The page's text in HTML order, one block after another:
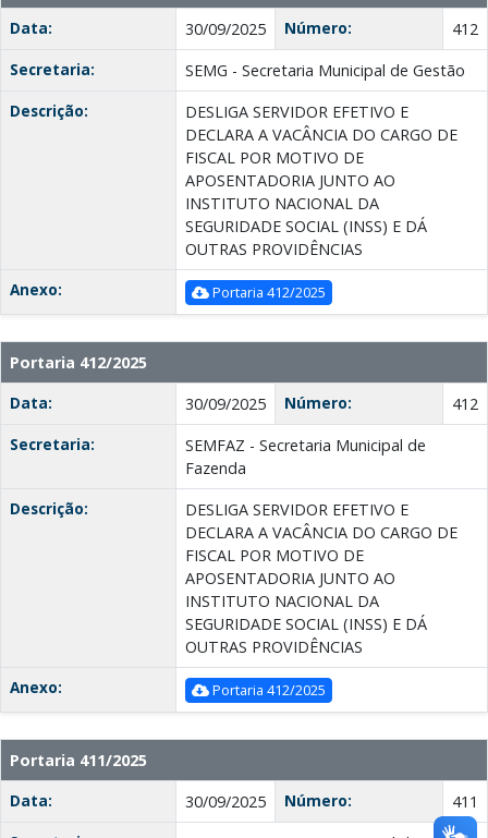
Data:
30/09/2025 Número:
412
Secretaria:
SEMG - Secretaria Municipal de Gestão
Descrição:
DESLIGA SERVIDOR EFETIVO E
DECLARA A VACÂNCIA DO CARGO DE
FISCAL POR MOTIVO DE
APOSENTADORIA JUNTO AO
INSTITUTO NACIONAL DA
SEGURIDADE SOCIAL (INSS) E DÁ
OUTRAS PROVIDÊNCIAS
Anexo:
Portaria 412/2025
Portaria 412/2025
Data:
30/09/2025 Número:
412
Secretaria:
SEMFAZ - Secretaria Municipal de
Fazenda
Descrição:
DESLIGA SERVIDOR EFETIVO E
DECLARA A VACÂNCIA DO CARGO DE
FISCAL POR MOTIVO DE
APOSENTADORIA JUNTO AO
INSTITUTO NACIONAL DA
SEGURIDADE SOCIAL (INSS) E DÁ
OUTRAS PROVIDÊNCIAS
Anexo:
Portaria 412/2025
Portaria 411/2025
Data:
30/09/2025 Número:
411